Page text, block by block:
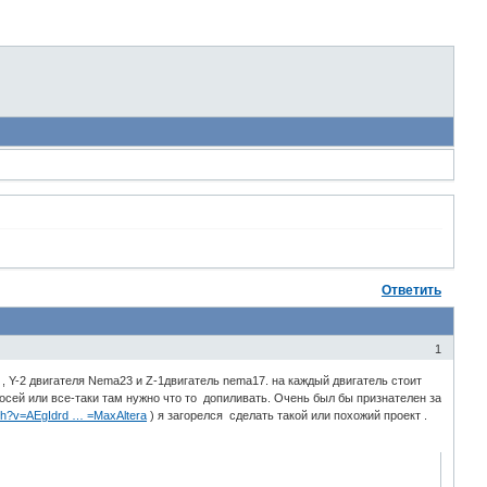
Ответить
1
двигателя Nema23 и Z-1двигатель nema17. на каждый двигатель стоит
или все-таки там нужно что то допиливать. Очень был бы признателен за
… =MaxAltera ) я загорелся сделать такой или похожий проект .